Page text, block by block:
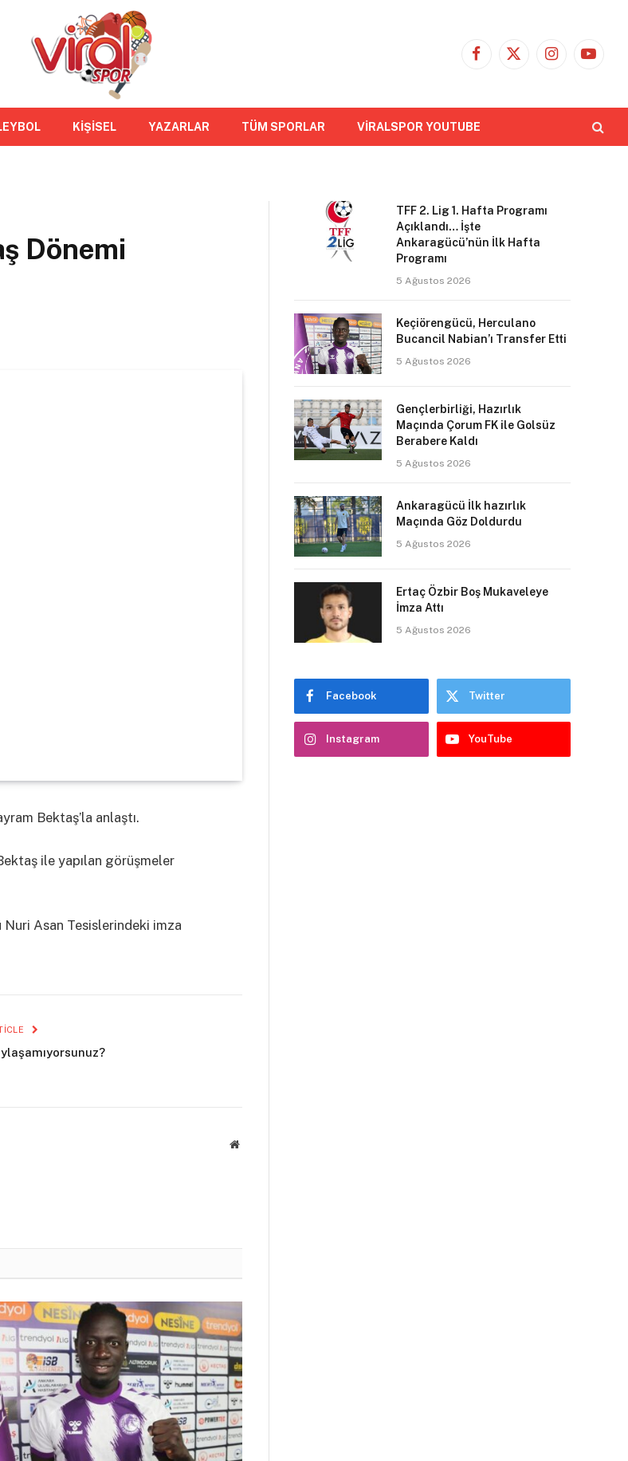
Facebook
X
Instagram
KİŞİSEL YAZARLAR TÜM SPORLAR VİRALSPOR YOUTUBE
Dönemi
Bektaş’la anlaştı.
ile yapılan görüşmeler
Nuri Asan Tesislerindeki imza
Website
TFF 2. Lig 1. Hafta Programı
Açıklandı… İşte
Ankaragücü’nün İlk Hafta
Programı
5 Ağustos 2026
Keçiörengücü, Herculano
Bucancil Nabian’ı Transfer Etti
5 Ağustos 2026
Gençlerbirliği, Hazırlık
Maçında Çorum FK ile Golsüz
Berabere Kaldı
5 Ağustos 2026
Ankaragücü İlk hazırlık
Maçında Göz Doldurdu
5 Ağustos 2026
Ertaç Özbir Boş Mukaveleye
İmza Attı
5 Ağustos 2026
Facebook Twitter
Instagram YouTube